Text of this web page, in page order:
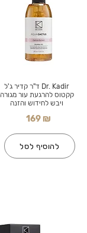
Dr. Kadir ד"ר קדיר ג'ל
קקטוס להרגעת עור מגורה
ויבש לחידוש והזנה
169 ₪
להוסיף לסל